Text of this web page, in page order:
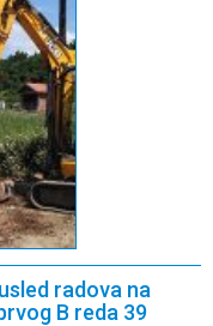
radova na
B reda 39